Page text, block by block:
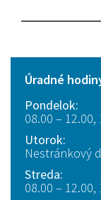
Úradné
Pondelok:
08.00 – 12.00,
Utorok:
Nestránkový
Streda:
08.00 – 12.00,